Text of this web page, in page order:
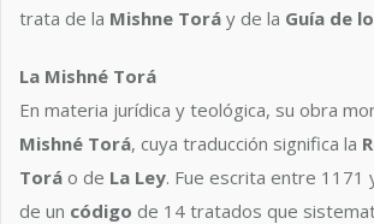
trata de la Mishne Torá y de la Guía de
La Mishné Torá
En materia jurídica y teológica, su obra
Mishné Torá, cuya traducción significa la
Torá o de La Ley. Fue escrita entre 1171
de un código de 14 tratados que